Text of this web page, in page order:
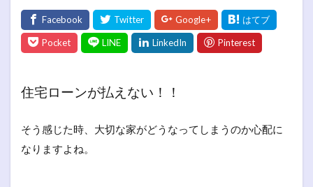
住宅ローンが払えない！！
そう感じた時、大切な家がどうなってしまうのか心配に
なりますよね。